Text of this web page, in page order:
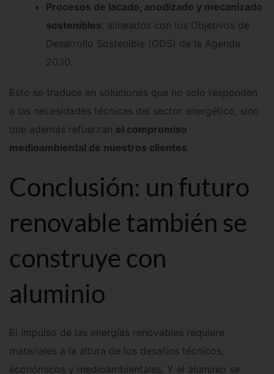
Procesos de lacado, anodizado y mecanizado
sostenibles, alineados con los Objetivos de
Desarrollo Sostenible (ODS) de la Agenda
2030.
Esto se traduce en soluciones que no solo responden
a las necesidades técnicas del sector energético, sino
que además refuerzan el compromiso
medioambiental de nuestros clientes.
Conclusión: un futuro
renovable también se
construye con
aluminio
El impulso de las energías renovables requiere
materiales a la altura de los desafíos técnicos,
económicos y medioambientales. Y el aluminio se